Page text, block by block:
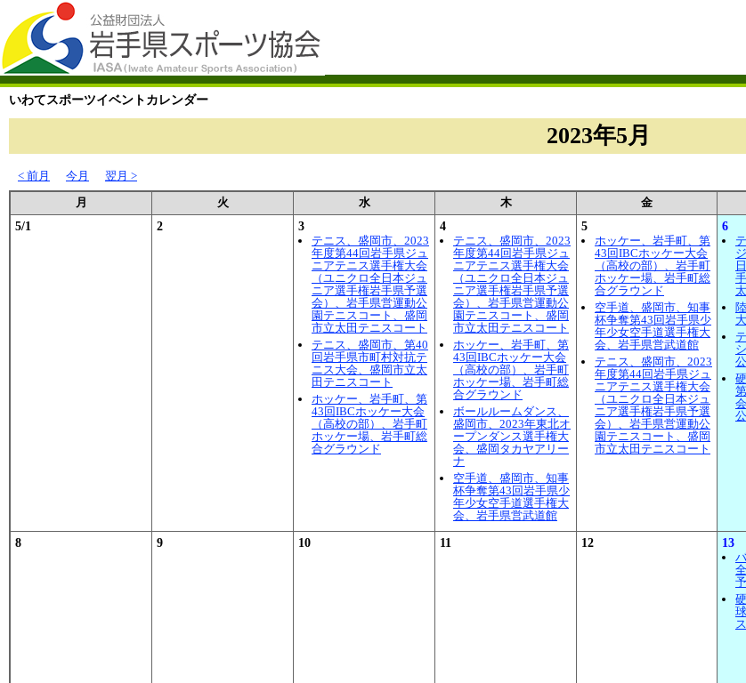
いわてスポーツイベントカレンダー
2023年5月
< 前月 今月 翌月 >
月
火 水 木 金
5/1
2 3
テニス、盛岡市、2023
年度第44回岩手県ジュ
ニアテニス選手権大会
（ユニクロ全日本ジュ
ニア選手権岩手県予選
会）、岩手県営運動公
園テニスコート、盛岡
市立太田テニスコート
テニス、盛岡市、第40
回岩手県市町村対抗テ
ニス大会、盛岡市立太
田テニスコート
ホッケー、岩手町、第
43回IBCホッケー大会
（高校の部）、岩手町
ホッケー場、岩手町総
合グラウンド
4
テニス、盛岡市、2023
年度第44回岩手県ジュ
ニアテニス選手権大会
（ユニクロ全日本ジュ
ニア選手権岩手県予選
会）、岩手県営運動公
園テニスコート、盛岡
市立太田テニスコート
ホッケー、岩手町、第
43回IBCホッケー大会
（高校の部）、岩手町
ホッケー場、岩手町総
合グラウンド
ボールルームダンス、
盛岡市、2023年東北オ
ープンダンス選手権大
会、盛岡タカヤアリー
ナ
空手道、盛岡市、知事
杯争奪第43回岩手県少
年少女空手道選手権大
会、岩手県営武道館
5
ホッケー、岩手町、第
43回IBCホッケー大会
（高校の部）、岩手町
ホッケー場、岩手町総
合グラウンド
空手道、盛岡市、知事
杯争奪第43回岩手県少
年少女空手道選手権大
会、岩手県営武道館
テニス、盛岡市、2023
年度第44回岩手県ジュ
ニアテニス選手権大会
（ユニクロ全日本ジュ
ニア選手権岩手県予選
会）、岩手県営運動公
園テニスコート、盛岡
市立太田テニスコート
6
8 9 10 11 12 13